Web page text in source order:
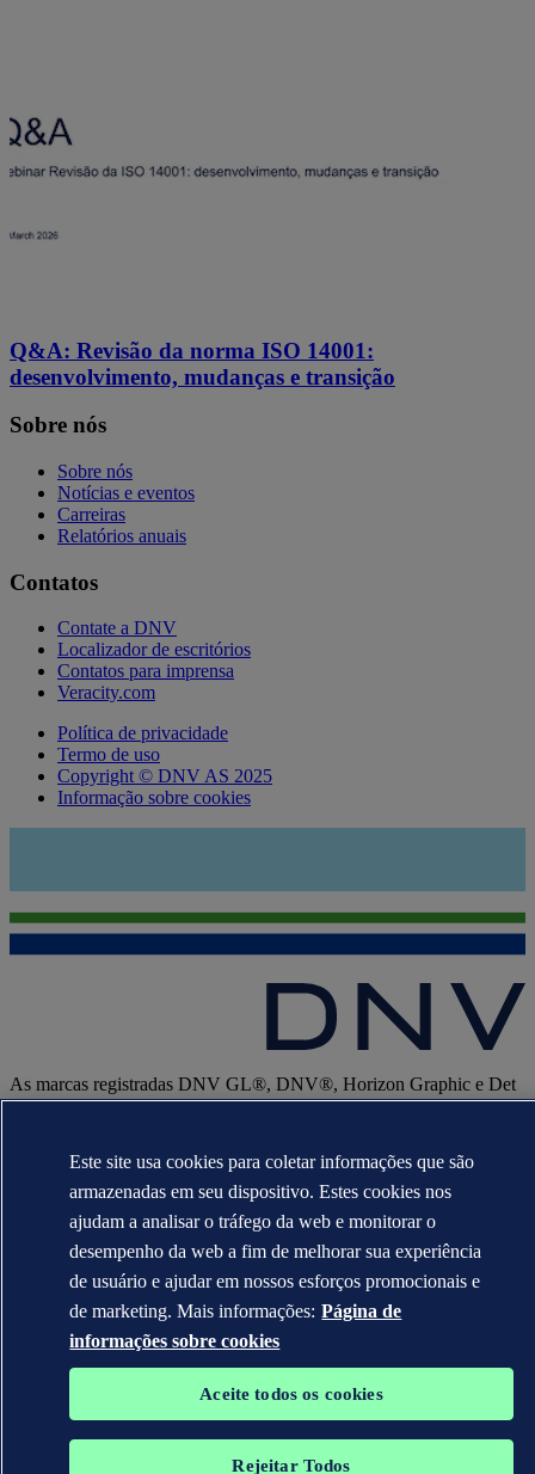
Q&A: Revisão da norma ISO 14001:
desenvolvimento, mudanças e transição
Sobre nós
Sobre nós
Notícias e eventos
Carreiras
Relatórios anuais
Contatos
Contate a DNV
Localizador de escritórios
Contatos para imprensa
Veracity.com
Política de privacidade
Termo de uso
Copyright © DNV AS 2025
Informação sobre cookies
As marcas registradas DNV GL®, DNV®, Horizon Graphic e Det
Norske Veritas® são propriedades de empresas do grupo Det
WHEN TRUST MATTERS
Este site usa cookies para coletar informações que são
armazenadas em seu dispositivo. Estes cookies nos
ajudam a analisar o tráfego da web e monitorar o
desempenho da web a fim de melhorar sua experiência
de usuário e ajudar em nossos esforços promocionais e
de marketing. Mais informações: Página de
informações sobre cookies
Aceite todos os cookies
Rejeitar Todos